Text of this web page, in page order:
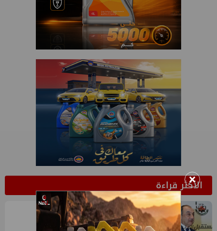
الأكثر قراءة
وتلك مفاجأة أخرى في حق الشيمي
×